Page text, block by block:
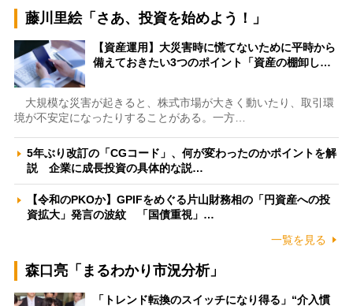
藤川里絵「さあ、投資を始めよう！」
【資産運用】大災害時に慌てないために平時から
備えておきたい3つのポイント「資産の棚卸し…
大規模な災害が起きると、株式市場が大きく動いたり、取引環
境が不安定になったりすることがある。一方…
5年ぶり改訂の「CGコード」、何が変わったのかポイントを解
説 企業に成長投資の具体的な説…
【令和のPKOか】GPIFをめぐる片山財務相の「円資産への投
資拡大」発言の波紋 「国債重視」…
一覧を見る
森口亮「まるわかり市況分析」
「トレンド転換のスイッチになり得る」“介入慣